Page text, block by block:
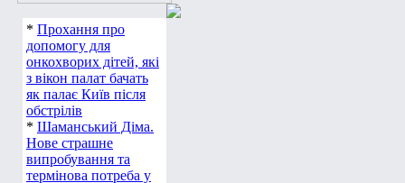
* Прохання про
допомогу для
онкохворих дітей, які
з вікон палат бачать
як палає Київ після
обстрілів
* Шаманський Діма.
Нове страшне
випробування та
термінова потреба у